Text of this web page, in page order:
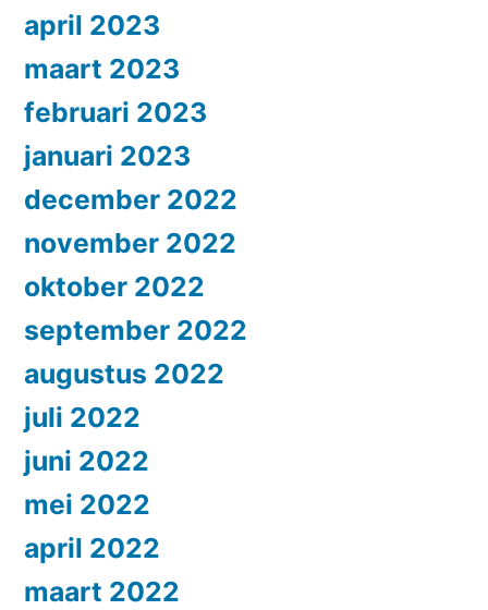
april 2023
maart 2023
februari 2023
januari 2023
december 2022
november 2022
oktober 2022
september 2022
augustus 2022
juli 2022
juni 2022
mei 2022
april 2022
maart 2022